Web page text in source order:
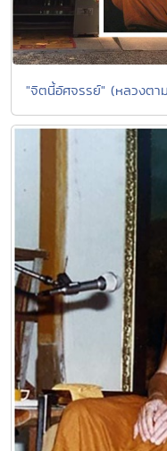
"จิตนี้อัศจรรย์" (หลวงต